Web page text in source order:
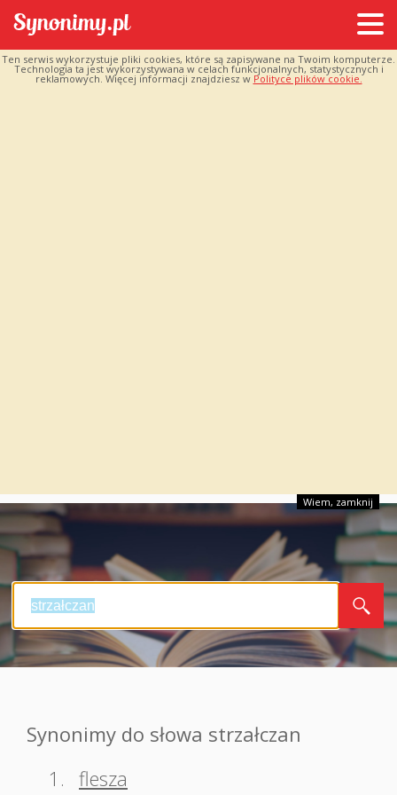
Ten serwis wykorzystuje pliki cookies, które są zapisywane na Twoim komputerze.
Technologia ta jest wykorzystywana w celach funkcjonalnych, statystycznych i
reklamowych. Więcej informacji znajdziesz w Polityce plików cookie.
Wiem, zamknij
Synonimy do słowa strzałczan
1. flesza